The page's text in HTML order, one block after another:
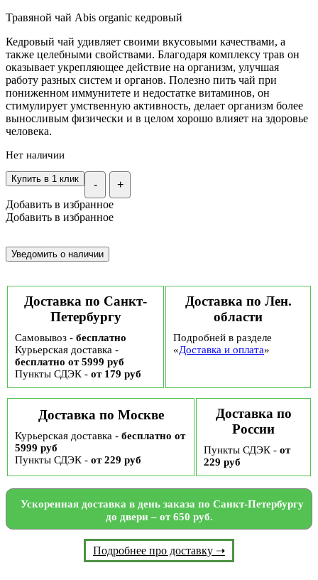
Травяной чай Abis organic кедровый
Кедровый чай удивляет своими вкусовыми качествами, а
также целебными свойствами. Благодаря комплексу трав он
оказывает укрепляющее действие на организм, улучшая
работу разных систем и органов. Полезно пить чай при
пониженном иммунитете и недостатке витаминов, он
стимулирует умственную активность, делает организм более
выносливым физически и в целом хорошо влияет на здоровье
человека.
Нет наличии
- +
Купить в 1 клик
Добавить в избранное
Добавить в избранное
Доставка по Санкт-
Петербургу
Самовывоз - бесплатно
Курьерская доставка -
бесплатно от 5999 руб
Пункты СДЭК - от 179 руб
Доставка по Лен.
области
Подробней в разделе
«Доставка и оплата»
Доставка по Москве
Курьерская доставка - бесплатно от
5999 руб
Пункты СДЭК - от 229 руб
Доставка по
России
Пункты СДЭК - от
229 руб
Ускоренная доставка в день заказа по Санкт-Петербургу
до двери – от 650 руб.
Подробнее про доставку ➝